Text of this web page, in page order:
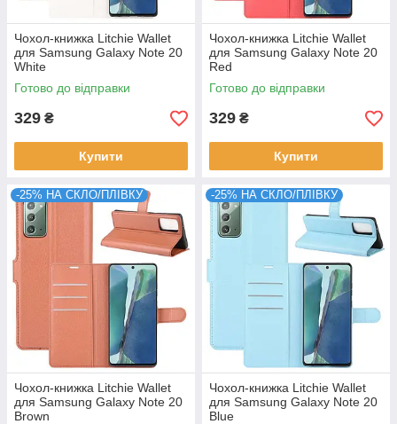
Чохол-книжка Litchie Wallet
для Samsung Galaxy Note 20
White
Готово до відправки
329 ₴
Купити
Чохол-книжка Litchie Wallet
для Samsung Galaxy Note 20
Red
Готово до відправки
329 ₴
Купити
-25% НА СКЛО/ПЛІВКУ
Чохол-книжка Litchie Wallet
для Samsung Galaxy Note 20
Brown
-25% НА СКЛО/ПЛІВКУ
Чохол-книжка Litchie Wallet
для Samsung Galaxy Note 20
Blue